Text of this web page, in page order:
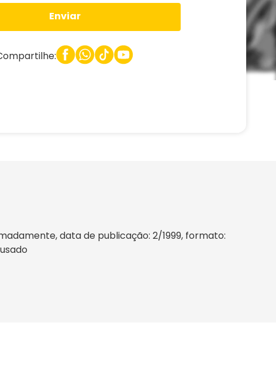
Enviar
data de publicação: 2/1999, formato: